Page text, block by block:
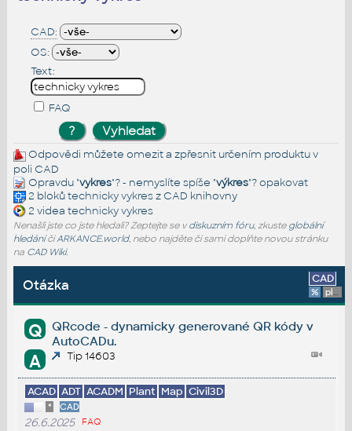
CAD:
OS:
Text:
FAQ
Odpovědi můžete omezit a zpřesnit určením produktu v
poli CAD
Opravdu "vykres"? - nemyslíte spíše "výkres"?opakovat
2 blokůtechnicky vykresz CAD knihovny
2 videa technicky vykres
Nenašli jste co jste hledali? Zeptejte se v diskuzním fóru, zkuste globální
hledáníčiARKANCE.world, nebo najděte či sami doplňte novou stránku
na CAD Wiki.
Otázka CAD
% platforma
Q
QRcode - dynamicky generované QR kódy v
AutoCADu.
A Tip 14603
ACAD ADT ACADM Plant Map Civil3D
* CAD
26.6.2025 FAQ